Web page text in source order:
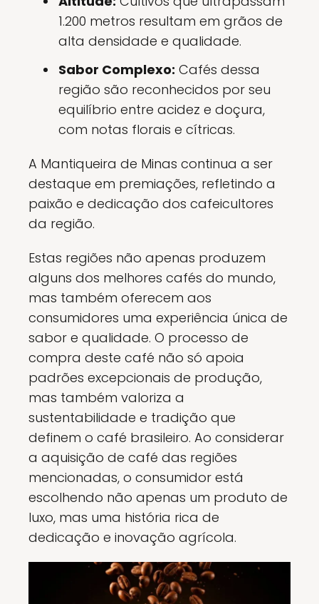
1.200 metros resultam em grãos de
alta densidade e qualidade.
Sabor Complexo: Cafés dessa
região são reconhecidos por seu
equilíbrio entre acidez e doçura,
com notas florais e cítricas.
A Mantiqueira de Minas continua a ser
destaque em premiações, refletindo a
paixão e dedicação dos cafeicultores
da região.
Estas regiões não apenas produzem
alguns dos melhores cafés do mundo,
mas também oferecem aos
consumidores uma experiência única de
sabor e qualidade. O processo de
compra deste café não só apoia
padrões excepcionais de produção,
mas também valoriza a
sustentabilidade e tradição que
definem o café brasileiro. Ao considerar
a aquisição de café das regiões
mencionadas, o consumidor está
escolhendo não apenas um produto de
luxo, mas uma história rica de
dedicação e inovação agrícola.